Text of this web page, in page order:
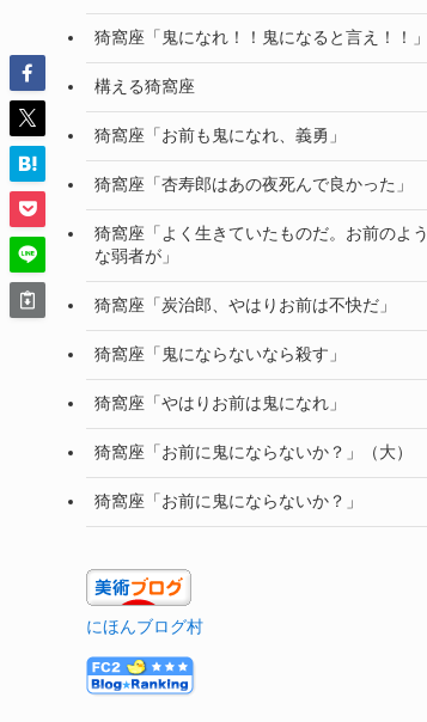
猗窩座「鬼になれ！！鬼になると言え！！」
構える猗窩座
猗窩座「お前も鬼になれ、義勇」
猗窩座「杏寿郎はあの夜死んで良かった」
猗窩座「よく生きていたものだ。お前のよう
な弱者が」
猗窩座「炭治郎、やはりお前は不快だ」
猗窩座「鬼にならないなら殺す」
猗窩座「やはりお前は鬼になれ」
猗窩座「お前に鬼にならないか？」（大）
猗窩座「お前に鬼にならないか？」
にほんブログ村